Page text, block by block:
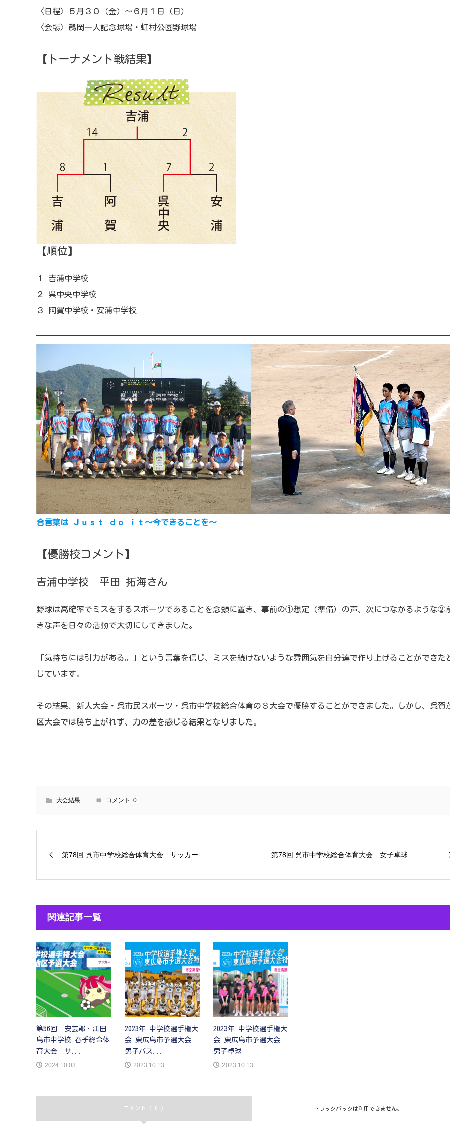
〈日程〉５月３０（金）～６月１日（日）
〈会場〉鶴岡一人記念球場・虹村公園野球場
【トーナメント戦結果】
【順位】
１ 吉浦中学校
２ 呉中央中学校
３ 阿賀中学校・安浦中学校
合言葉は Ｊｕｓｔ ｄｏ ｉｔ～今できることを～
【優勝校コメント】
吉浦中学校 平田 拓海さん
野球は高確率でミスをするスポーツであることを念頭に置き、事前の①想定（準備）の声、次につながるような②
きな声を日々の活動で大切にしてきました。
「気持ちには引力がある。」という言葉を信じ、ミスを続けないような雰囲気を自分達で作り上げることができた
じています。
その結果、新人大会・呉市民スポーツ・呉市中学校総合体育の３大会で優勝することができました。しかし、呉賀
区大会では勝ち上がれず、力の差を感じる結果となりました。
大会結果 コメント: 0
第78回 呉市中学校総合体育大会 サッカー 第78回 呉市中学校総合体育大会 女子卓球
関連記事一覧
第56回 安芸郡・江田
島市中学校 春季総合体
育大会 サ...
2024.10.03
2023年 中学校選手権大
会 東広島市予選大会
男子バス...
2023.10.13
2023年 中学校選手権大
会 東広島市予選大会
男子卓球
2023.10.13
コメント ( 0 ) トラックバックは利用できません。